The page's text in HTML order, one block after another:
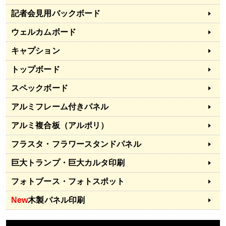
記者会見用バックボード
ウェルカムボード
キャプション
トップボード
スペックボード
アルミフレーム付きパネル
アルミ複合板（アルポリ）
フラスタ・フラワースタンドパネル
巨大トランプ・巨大カルタ印刷
フォトブース・フォトスポット
New木製パネル印刷